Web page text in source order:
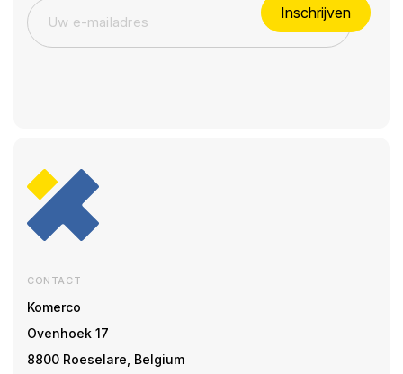
Inschrijven
CONTACT
Komerco
Ovenhoek 17
8800 Roeselare, Belgium